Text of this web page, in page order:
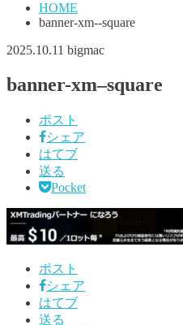
HOME
banner-xm--square
2025.10.11 bigmac
banner-xm–square
ポスト
シェア
はてブ
送る
Pocket
ポスト
シェア
はてブ
送る